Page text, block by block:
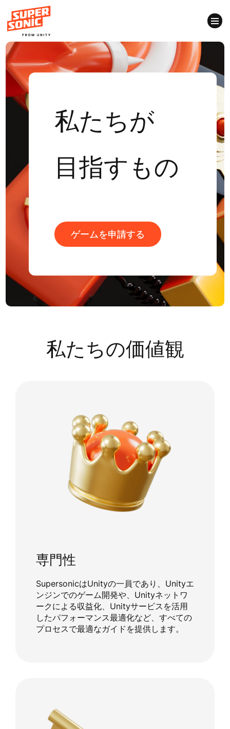
Please
note:
This
website
system.
私たちが
目指すもの
ゲームを申請する
ゲームを申請する
私たちの価値観
専門性
SupersonicはUnityの一員であり、Unityエ
ンジンでのゲーム開発や、Unityネットワ
ークによる収益化、Unityサービスを活用
したパフォーマンス最適化など、すべての
プロセスで最適なガイドを提供します。